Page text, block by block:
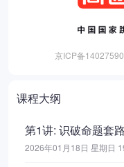
京ICP备
课程大纲
第1讲: 识破命题套
2026年01月18日 星期日